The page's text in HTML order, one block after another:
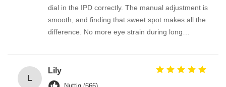
dial in the IPD correctly. The manual adjustment is
smooth, and finding that sweet spot makes all the
difference. No more eye strain during long
fantastic once you dial in the IPD correctly. The
manual adjustment is smooth, and finding that
L
Lily